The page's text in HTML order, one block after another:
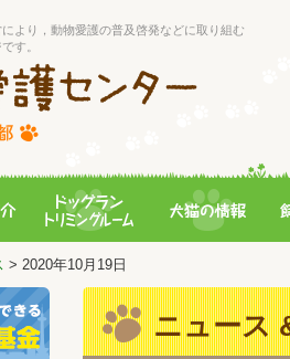
より，動物愛護の普及啓発などに取り組む
す。
> 2020年10月19日
ニュース